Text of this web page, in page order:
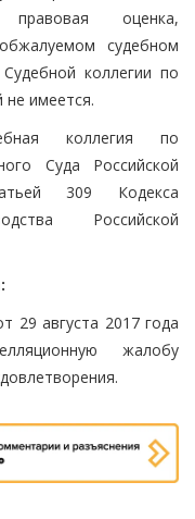
оценка,
судебном
коллегии по
имеется.
коллегия по
Суда Российской
309 Кодекса
Российской
29 августа 2017 года
жалобу